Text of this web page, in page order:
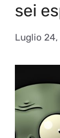
sei
Luglio 24,